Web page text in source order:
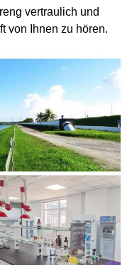
vertraulich und
von Ihnen zu hören.